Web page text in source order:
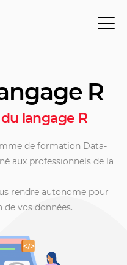
R
langage R
de formation Data-
aux professionnels de la
rendre autonome pour
de vos données.